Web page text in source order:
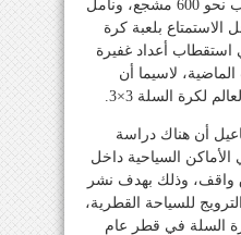
أكد أن مدرج الاتحاد يستوعب نحو 600 مشجع، ونأمل
الاستمتاع بلعبة كرة
في استقطاب أعداد غفيرة
لاسيما أن
لكرة السلة 3×3.
أن هناك دراسة
الأماكن السياحية داخل
واقف، وذلك بهدف نشر
للسياحة القطرية،
السلة في قطر عام